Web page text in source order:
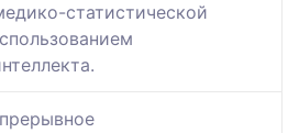
статистической